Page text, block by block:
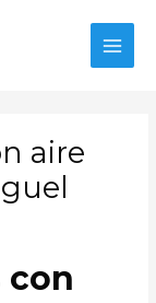
aire
con